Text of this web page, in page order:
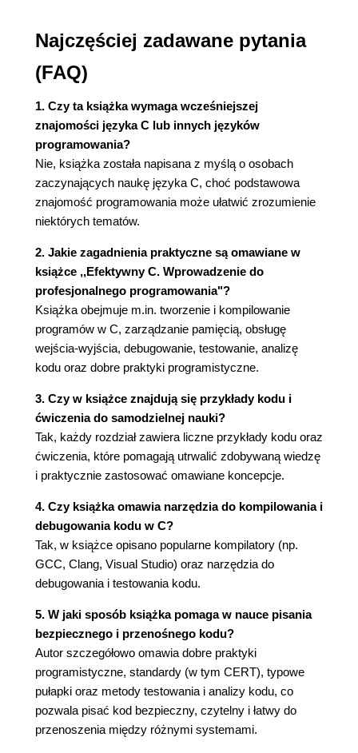
Deklarowanie zmiennych
Zamiana wartości (pierwsza próba)
Zamiana wartości (druga próba)
Okres przechowywania
Wyrównanie
Typy obiektów
Typy boolowskie
Typy znakowe
Typy liczbowe
Typy funkcyjne
Typy wskaźnikowe
Tablice
Struktury
Unie
Kwalifikatory typu
volatile
restrict
Ćwiczenia
Podsumowanie
3. Typy arytmetyczne
Liczby całkowite
Dopełnienie i dokładność
Plik nagłówkowy <limits.h>
Deklarowanie typów całkowitoliczbowych
Typy całkowitoliczbowe bez znaku
Stałe całkowitoliczbowe
Reprezentacja zmiennoprzecinkowa
Typy zmiennoprzecinkowe
Arytmetyka liczb zmiennoprzecinkowych
Wartości zmiennoprzecinkowe
Stałe zmiennoprzecinkowe
Przekształcanie typów arytmetycznych
Najczęściej zadawane pytania
(FAQ)
1. Czy ta książka wymaga wcześniejszej
znajomości języka C lub innych języków
programowania?
Nie, książka została napisana z myślą o osobach
zaczynających naukę języka C, choć podstawowa
znajomość programowania może ułatwić zrozumienie
niektórych tematów.
2. Jakie zagadnienia praktyczne są omawiane w
książce ,,Efektywny C. Wprowadzenie do
profesjonalnego programowania"?
Książka obejmuje m.in. tworzenie i kompilowanie
programów w C, zarządzanie pamięcią, obsługę
wejścia-wyjścia, debugowanie, testowanie, analizę
kodu oraz dobre praktyki programistyczne.
3. Czy w książce znajdują się przykłady kodu i
ćwiczenia do samodzielnej nauki?
Tak, każdy rozdział zawiera liczne przykłady kodu oraz
ćwiczenia, które pomagają utrwalić zdobywaną wiedzę
i praktycznie zastosować omawiane koncepcje.
4. Czy książka omawia narzędzia do kompilowania i
debugowania kodu w C?
Tak, w książce opisano popularne kompilatory (np.
GCC, Clang, Visual Studio) oraz narzędzia do
debugowania i testowania kodu.
5. W jaki sposób książka pomaga w nauce pisania
bezpiecznego i przenośnego kodu?
Autor szczegółowo omawia dobre praktyki
programistyczne, standardy (w tym CERT), typowe
pułapki oraz metody testowania i analizy kodu, co
pozwala pisać kod bezpieczny, czytelny i łatwy do
przenoszenia między różnymi systemami.